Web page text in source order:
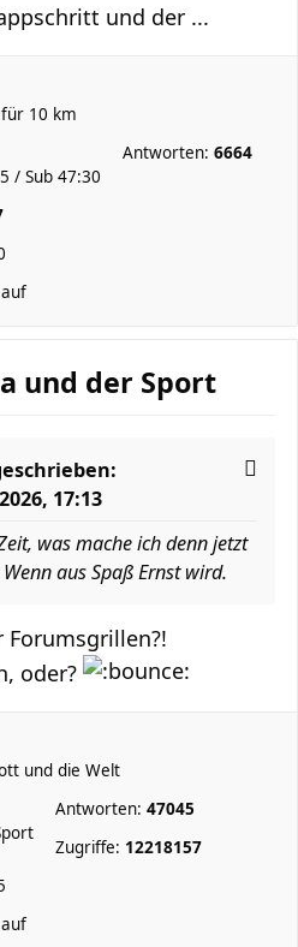
und der ...
10 km
/ Sub 47:30
Antworten: 6664
und der Sport
17:13
was mache ich denn jetzt
aus Spaß Ernst wird.
Forumsgrillen?!
oder?
und die Welt
Antworten: 47045
Zugriffe: 12218157